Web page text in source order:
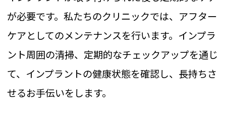
が必要です。私たちのクリニックでは、アフター
ケアとしてのメンテナンスを行います。インプラ
ント周囲の清掃、定期的なチェックアップを通じ
て、インプラントの健康状態を確認し、長持ちさ
せるお手伝いをします。